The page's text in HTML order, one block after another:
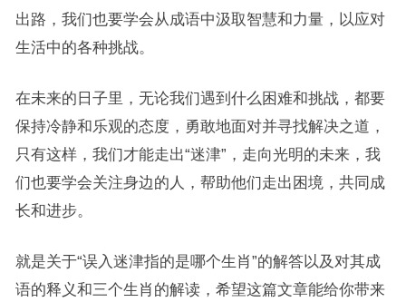
出路，我们也要学会从成语中汲取智慧和力量，以应对
生活中的各种挑战。
在未来的日子里，无论我们遇到什么困难和挑战，都要
保持冷静和乐观的态度，勇敢地面对并寻找解决之道，
只有这样，我们才能走出“迷津”，走向光明的未来，我
们也要学会关注身边的人，帮助他们走出困境，共同成
长和进步。
就是关于“误入迷津指的是哪个生肖”的解答以及对其成
语的释义和三个生肖的解读，希望这篇文章能给你带来